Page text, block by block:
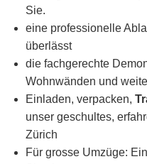
Sie.
eine professionelle
überlässt
die fachgerechte
Wohnwänden und
Einladen, verpacken,
unser geschultes,
Zürich
Für grosse Umzüge: